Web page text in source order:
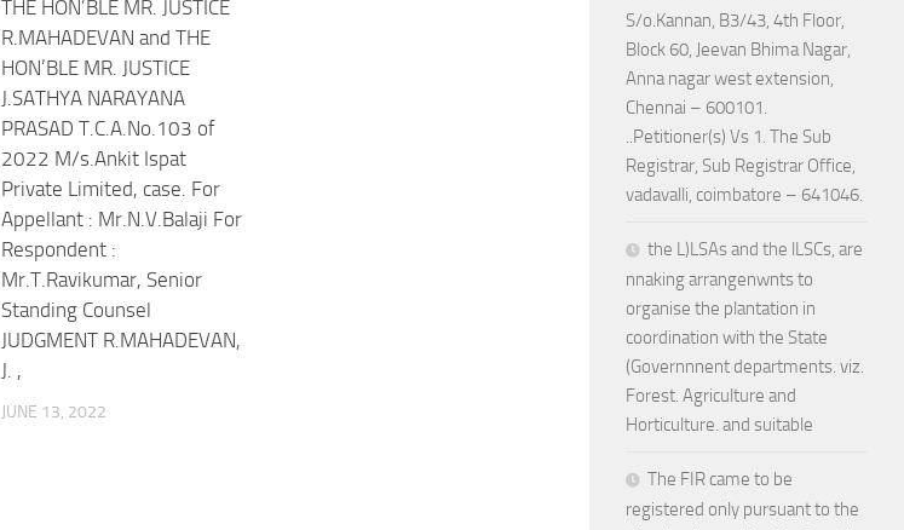
THE HON’BLE MR. JUSTICE
R.MAHADEVAN and THE
HON’BLE MR. JUSTICE
J.SATHYA NARAYANA
PRASAD T.C.A.No.103 of
2022 M/s.Ankit Ispat
Private Limited, case. For
Appellant : Mr.N.V.Balaji For
Respondent :
Mr.T.Ravikumar, Senior
Standing Counsel
JUDGMENT R.MAHADEVAN,
J. ,
JUNE 13, 2022
S/o.Kannan, B3/43, 4th Floor,
Block 60, Jeevan Bhima Nagar,
Anna nagar west extension,
Chennai – 600101.
..Petitioner(s) Vs 1. The Sub
Registrar, Sub Registrar Office,
vadavalli, coimbatore – 641046.
the L)LSAs and the lLSCs, are
nnaking arrangenwnts to
organise the plantation in
coordination with the State
(Governnnent departments. viz.
Forest. Agriculture and
Horticulture. and suitable
The FIR came to be
registered only pursuant to the